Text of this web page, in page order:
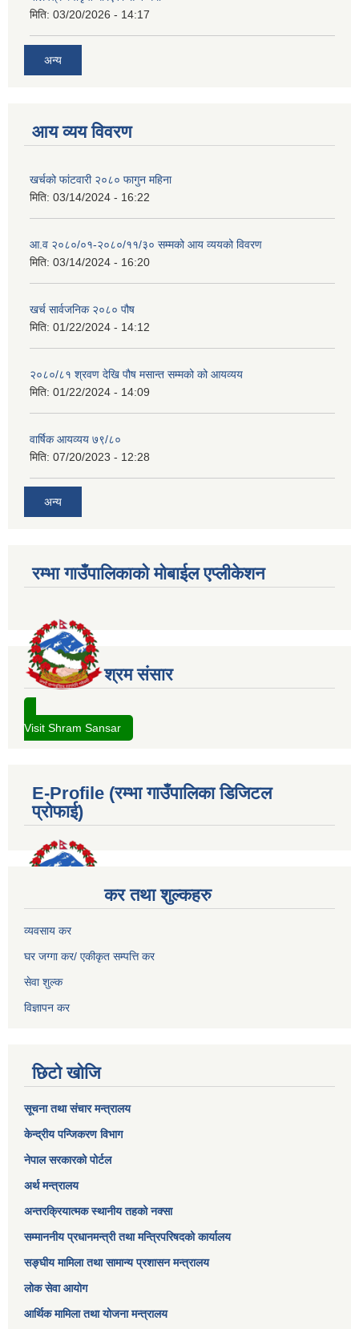
मिति: 03/20/2026 - 14:17
अन्य
आय व्यय विवरण
खर्चको फांटवारी २०८० फागुन महिना
मिति: 03/14/2024 - 16:22
आ.व २०८०/०१-२०८०/११/३० सम्मको आय व्ययको विवरण
मिति: 03/14/2024 - 16:20
खर्च सार्वजनिक २०८० पौष
मिति: 01/22/2024 - 14:12
२०८०/८१ श्रवण देखि पौष मसान्त सम्मको को आयव्यय
मिति: 01/22/2024 - 14:09
वार्षिक आयव्यय ७९/८०
मिति: 07/20/2023 - 12:28
अन्य
रम्भा गाउँपालिकाको मोबाईल एप्लीकेशन
श्रम संसार
Visit Shram Sansar
E-Profile (रम्भा गाउँपालिका डिजिटल
प्रोफाई)
कर तथा शुल्कहरु
व्यवसाय कर
घर जग्गा कर/ एकीकृत सम्पत्ति कर
सेवा शुल्क
विज्ञापन कर
छिटो खोजि
सूचना तथा संचार मन्त्रालय
केन्द्रीय पन्जिकरण विभाग
नेपाल सरकारको पोर्टल
अर्थ मन्त्रालय
अन्तरक्रियात्मक स्थानीय तहको नक्सा
सम्माननीय प्रधानमन्त्री तथा मन्त्रिपरिषद‌को कार्यालय
सङ्‍घीय मामिला तथा सामान्य प्रशासन मन्त्रालय
लोक सेवा आयोग
आर्थिक मामिला तथा योजना मन्त्रालय​